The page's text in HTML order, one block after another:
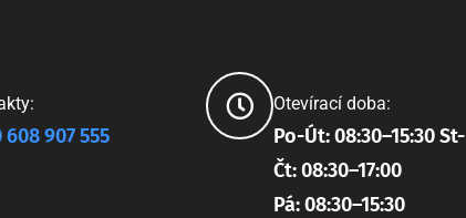
608 907 555
Otevírací doba:
Po-Út: 08:30–15:30 St-
Čt: 08:30–17:00
Pá: 08:30–15:30